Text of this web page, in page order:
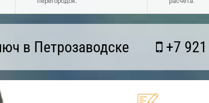
в Петрозаводске +7